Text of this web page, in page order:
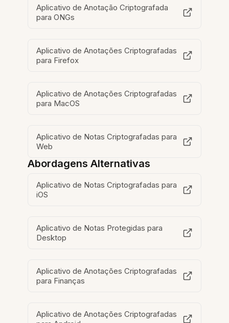
Aplicativo de Anotação Criptografada
para ONGs
Aplicativo de Anotações Criptografadas
para Firefox
Aplicativo de Anotações Criptografadas
para MacOS
Aplicativo de Notas Criptografadas para
Web
Abordagens Alternativas
Aplicativo de Notas Criptografadas para
iOS
Aplicativo de Notas Protegidas para
Desktop
Aplicativo de Anotações Criptografadas
para Finanças
Aplicativo de Anotações Criptografadas